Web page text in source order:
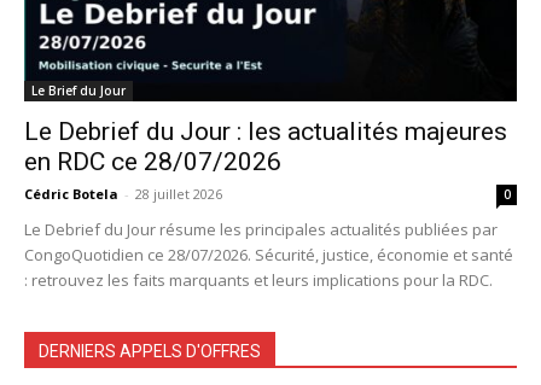
Le Brief du Jour
Le Debrief du Jour : les actualités majeures
en RDC ce 28/07/2026
Cédric Botela - 28 juillet 2026 0
Le Debrief du Jour résume les principales actualités publiées par
CongoQuotidien ce 28/07/2026. Sécurité, justice, économie et santé
: retrouvez les faits marquants et leurs implications pour la RDC.
DERNIERS APPELS D'OFFRES